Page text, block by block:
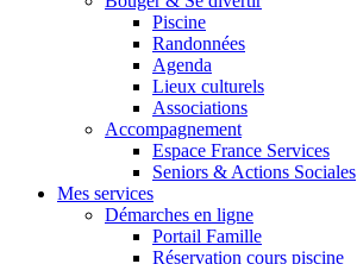
Piscine
Randonnées
Agenda
Lieux culturels
Associations
Accompagnement
Espace France Services
Seniors & Actions Sociales
Mes services
Démarches en ligne
Portail Famille
Réservation cours piscine